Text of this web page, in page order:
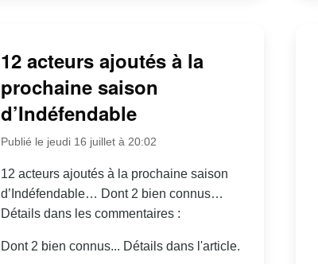
12 acteurs ajoutés à la
prochaine saison
d’Indéfendable
Publié le jeudi 16 juillet à 20:02
12 acteurs ajoutés à la prochaine saison
d’Indéfendable… Dont 2 bien connus…
Détails dans les commentaires :
Dont 2 bien connus... Détails dans l'article.